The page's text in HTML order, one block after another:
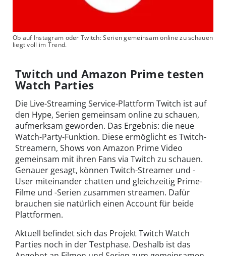
Ob auf Instagram oder Twitch: Serien gemeinsam online zu schauen
liegt voll im Trend.
Twitch und Amazon Prime testen
Watch Parties
Die Live-Streaming Service-Plattform Twitch ist auf
den Hype, Serien gemeinsam online zu schauen,
aufmerksam geworden. Das Ergebnis: die neue
Watch-Party-Funktion. Diese ermöglicht es Twitch-
Streamern, Shows von Amazon Prime Video
gemeinsam mit ihren Fans via Twitch zu schauen.
Genauer gesagt, können Twitch-Streamer und -
User miteinander chatten und gleichzeitig Prime-
Filme und -Serien zusammen streamen. Dafür
brauchen sie natürlich einen Account für beide
Plattformen.
Aktuell befindet sich das Projekt Twitch Watch
Parties noch in der Testphase. Deshalb ist das